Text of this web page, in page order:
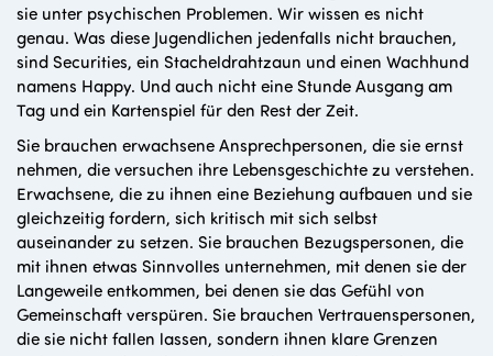
sie unter psychischen Problemen. Wir wissen es nicht
genau. Was diese Jugendlichen jedenfalls nicht brauchen,
sind Securities, ein Stacheldrahtzaun und einen Wachhund
namens Happy. Und auch nicht eine Stunde Ausgang am
Tag und ein Kartenspiel für den Rest der Zeit.
Sie brauchen erwachsene Ansprechpersonen, die sie ernst
nehmen, die versuchen ihre Lebensgeschichte zu verstehen.
Erwachsene, die zu ihnen eine Beziehung aufbauen und sie
gleichzeitig fordern, sich kritisch mit sich selbst
auseinander zu setzen. Sie brauchen Bezugspersonen, die
mit ihnen etwas Sinnvolles unternehmen, mit denen sie der
Langeweile entkommen, bei denen sie das Gefühl von
Gemeinschaft verspüren. Sie brauchen Vertrauenspersonen,
die sie nicht fallen lassen, sondern ihnen klare Grenzen